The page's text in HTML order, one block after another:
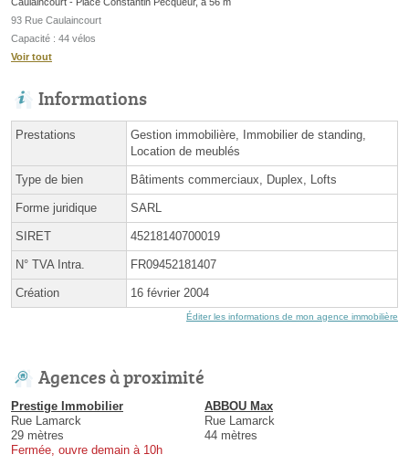
93 Rue Caulaincourt
Capacité : 44 vélos
Voir tout
Informations
Prestations
Gestion immobilière, Immobilier de standing,
Location de meublés
Type de bien Bâtiments commerciaux, Duplex, Lofts
Forme juridique SARL
SIRET 45218140700019
N° TVA Intra. FR09452181407
Création 16 février 2004
Éditer les informations de mon agence immobilière
Agences à proximité
Prestige Immobilier
Rue Lamarck
29 mètres
Fermée, ouvre demain à 10h
ABBOU Max
Rue Lamarck
44 mètres